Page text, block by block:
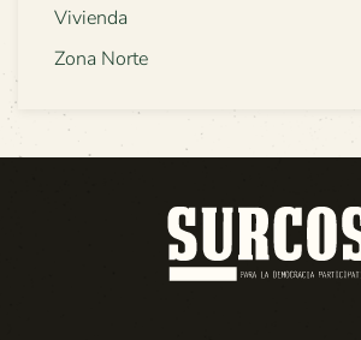
Vivienda
Zona Norte